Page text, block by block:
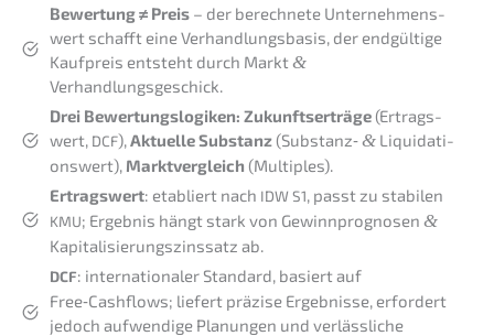
Bewer­tung ≠ Preis – der berech­ne­te Unter­neh­mens­
wert schafft eine Verhand­lungs­ba­sis, der endgül­ti­ge
Kaufpreis entsteht durch Markt&
Verhandlungsgeschick.
Drei Bewer­tungs­lo­gi­ken: Zukunfts­erträge (Ertrags­
wert, DCF),Aktuel­le Substanz (Substanz‑& Liqui­da­ti­
ons­wert), Markt­ver­gleich (Multi­ples).
Ertrags­wert: etabliert nach IDWS1, passt zu stabi­len
KMU; Ergeb­nis hängt stark von Gewinn­pro­gno­sen &
Kapitalisierungs­zinssatz ab.
DCF: inter­na­tio­na­ler Standard, basiert auf
Free‑Cashflows; liefert präzi­se Ergeb­nis­se, erfor­dert
jedoch aufwen­di­ge Planun­gen und verläss­li­che